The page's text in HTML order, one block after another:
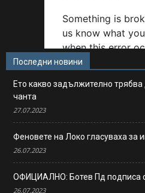
Последни новини
Ето какво задължително
чанта
27.07.2023
Феновете на Локо гласуваха за
26.07.2023
ОФИЦИАЛНО: Ботев Пд подписа
26.07.2023